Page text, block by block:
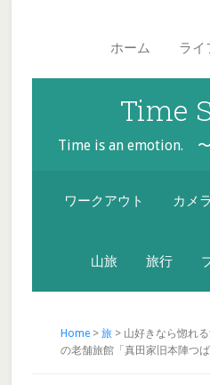
navigation
ホーム ライ
Time
Time is an emotion.
ワークアウト カメラ
山旅 旅行
Home> 旅 > 山好きなら惚れ
の老舗旅館「真田家旧本陣つば